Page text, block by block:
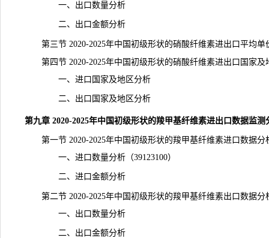
一、出口数量分析
二、出口金额分析
第三节 2020-2025年中国初级形状的硝酸纤维素进出口平均单
第四节 2020-2025年中国初级形状的硝酸纤维素进出口国家及
一、进口国家及地区分析
二、出口国家及地区分析
第九章 2020-2025年中国初级形状的羧甲基纤维素进出口数据监测
第一节 2020-2025年中国初级形状的羧甲基纤维素进口数据分
一、进口数量分析（39123100）
二、进口金额分析
第二节 2020-2025年中国初级形状的羧甲基纤维素出口数据分
一、出口数量分析
二、出口金额分析